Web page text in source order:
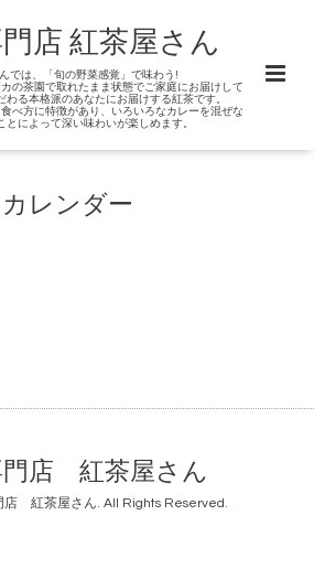
店 紅茶屋さん
では、「旬の野菜感覚」で味わう!
の茶園で取れたまま状態でご家庭にお届けして
わる本格派のあなたにお届けする紅茶です。
べ方に特徴があり、いろいろなカレーを混ぜな
とによって深い味わいが楽しめます。
カレンダー
門店 紅茶屋さん
店 紅茶屋さん. All Rights Reserved.